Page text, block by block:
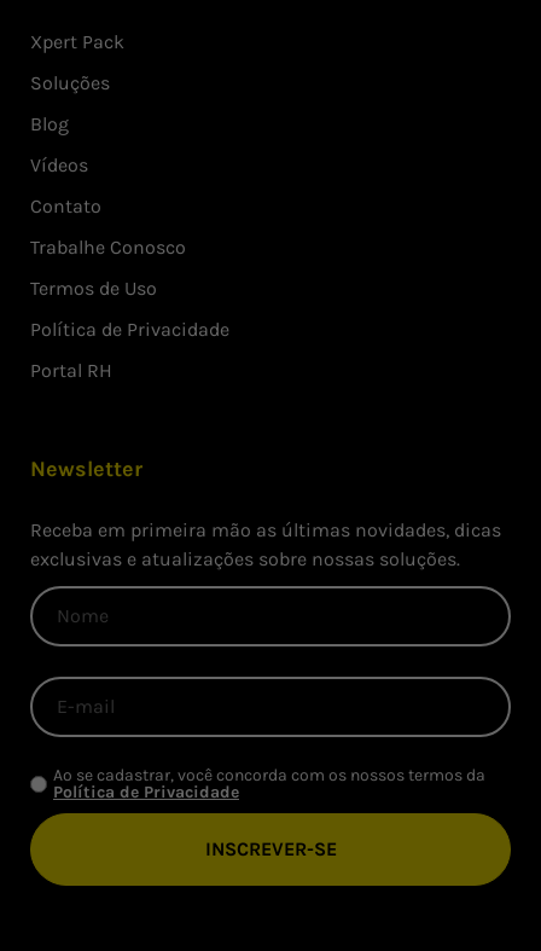
Xpert Pack
Soluções
Blog
Vídeos
Contato
Trabalhe Conosco
Termos de Uso
Política de Privacidade
Portal RH
Newsletter
Receba em primeira mão as últimas novidades, dicas
exclusivas e atualizações sobre nossas soluções.
Ao se cadastrar, você concorda com os nossos termos da
Política de Privacidade